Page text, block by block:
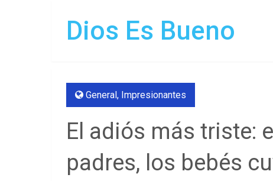
Dios Es Bueno
General, Impresionantes
El adiós más triste:
padres, los bebés